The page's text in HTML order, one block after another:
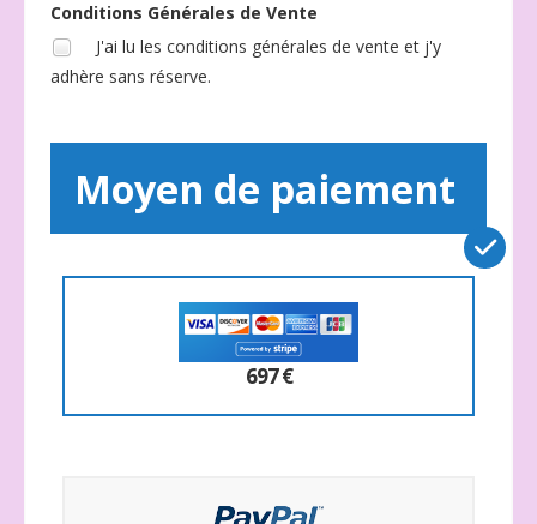
Conditions Générales de Vente
J'ai lu les conditions générales de vente et j'y
adhère sans réserve.
Moyen de paiement
697 €